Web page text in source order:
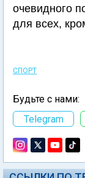
очевидного
для всех,
СПОРТ
Будьте с нами:
Telegram